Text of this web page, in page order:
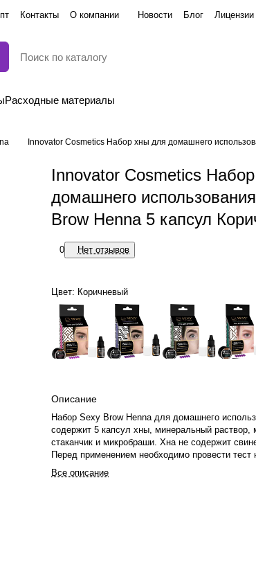
Контакты О компании Новости Блог Лицензии
Расходные материалы
Innovator Cosmetics Набор хны для домашнего
Innovator Cosmetics
домашнего
Brow Henna 5 капсул
0 Нет отзывов
Цвет: Коричневый
Описание
Набор Sexy Brow Henna для домашнего
содержит 5 капсул хны, минеральный раствор,
стаканчик и микробраши. Хна не содержит
Перед применением необходимо провести тест
чувствительность. Инструкция включает
шампунем, приготовление состава хны с
Все описание